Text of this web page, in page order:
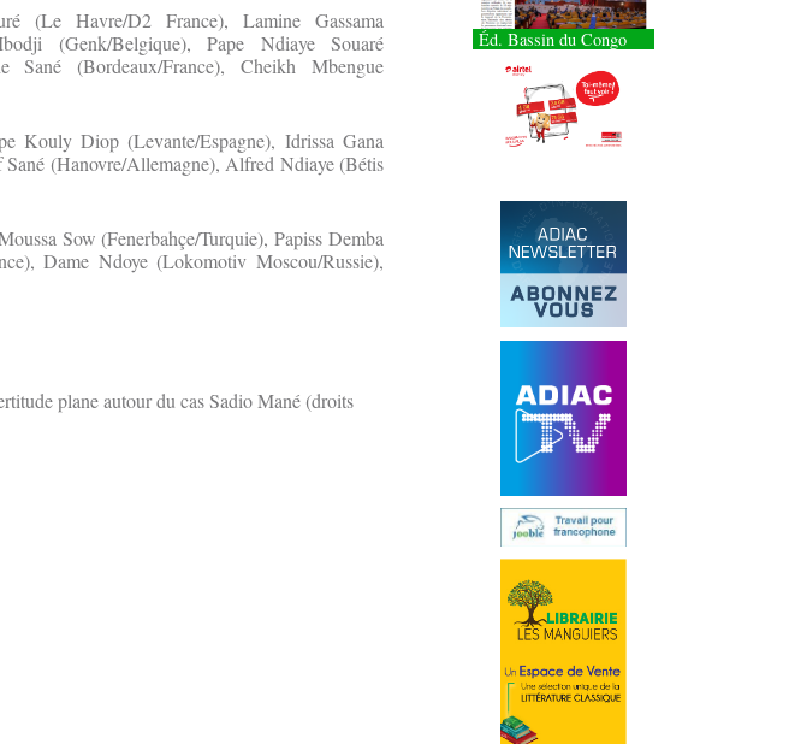
(Le Havre/D2 France), Lamine Gassama
(Genk/Belgique), Pape Ndiaye Souaré
Sané (Bordeaux/France), Cheikh Mbengue
Kouly Diop (Levante/Espagne), Idrissa Gana
(Hanovre/Allemagne), Alfred Ndiaye (Bétis
Sow (Fenerbahçe/Turquie), Papiss Demba
Dame Ndoye (Lokomotiv Moscou/Russie),
plane autour du cas Sadio Mané (droits
Éd. Bassin du Congo